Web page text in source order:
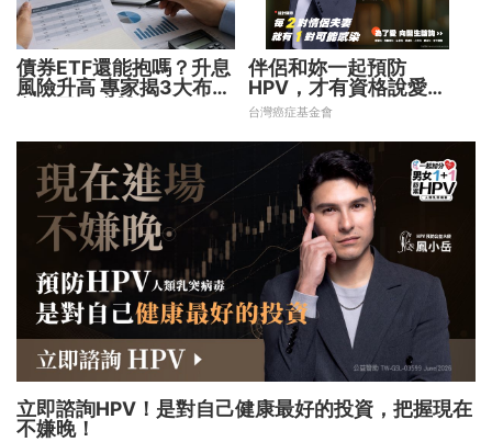
債券ETF還能抱嗎？升息
風險升高 專家揭3大布局
伴侶和妳一起預防
HPV，才有資格說愛
妳！
台灣癌症基金會
立即諮詢HPV！是對自己健康最好的投資，把握現在
不嫌晚！